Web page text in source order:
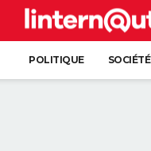
POLITIQUE SOCIÉTÉ